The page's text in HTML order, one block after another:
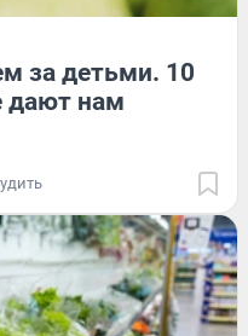
за детьми. 10
дают нам